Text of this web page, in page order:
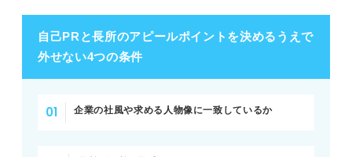
自己PRと長所のアピールポイントを決めるうえで
外せない4つの条件
企業の社風や求める人物像に一致しているか